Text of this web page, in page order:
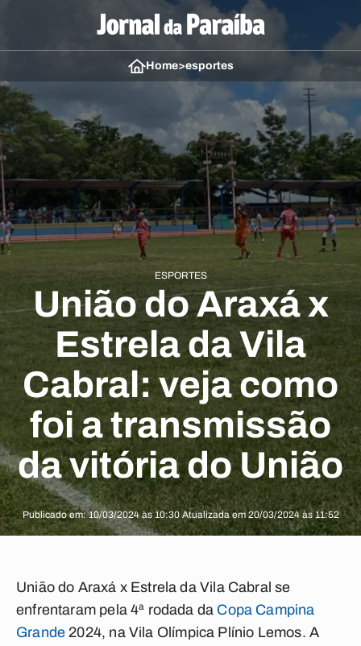
Home>esportes
ESPORTES
União do Araxá x
Estrela da Vila
Cabral: veja como
foi a transmissão
da vitória do União
Publicado em: 10/03/2024 às 10:30 Atualizada em 20/03/2024 às 11:52
União do Araxá x Estrela da Vila Cabral se
enfrentaram pela 4ª rodada da Copa Campina
Grande 2024, na Vila Olímpica Plínio Lemos. A